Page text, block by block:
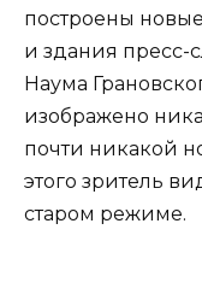
построены
и здания пресс-
Наума
изображено
почти никакой
этого зритель
старом режиме.